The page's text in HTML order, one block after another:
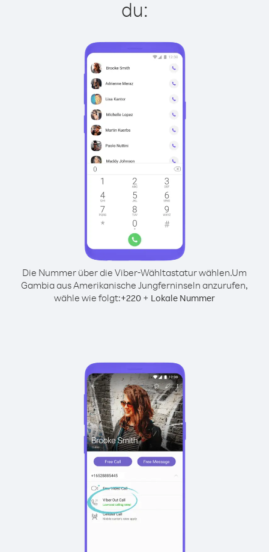
du:
Die Nummer über die Viber-Wähltastatur wählen.Um
Gambia aus Amerikanische Jungferninseln anzurufen,
wähle wie folgt:+220 + Lokale Nummer